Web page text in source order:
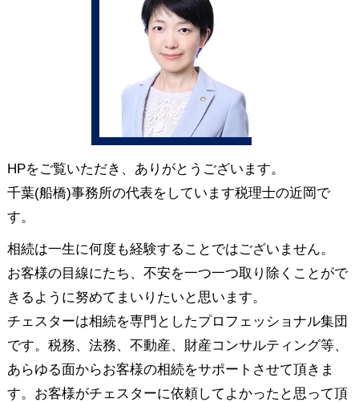
HPをご覧いただき、ありがとうございます。
千葉(船橋)事務所の代表をしています税理士の近岡で
す。
相続は一生に何度も経験することではございません。
お客様の目線にたち、不安を一つ一つ取り除くことがで
きるように努めてまいりたいと思います。
チェスターは相続を専門としたプロフェッショナル集団
です。税務、法務、不動産、財産コンサルティング等、
あらゆる面からお客様の相続をサポートさせて頂きま
す。お客様がチェスターに依頼してよかったと思って頂